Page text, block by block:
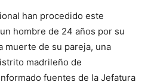
han procedido este
hombre de 24 años por su
muerte de su pareja, una
madrileño de
fuentes de la Jefatura